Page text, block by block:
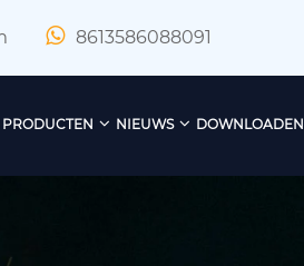
8613586088091
PRODUCTEN NIEUWS DOWNLOADEN